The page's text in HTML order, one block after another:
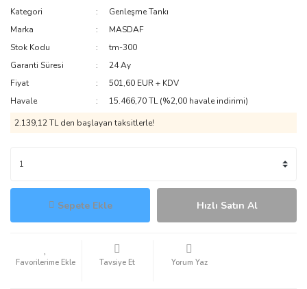
Kategori
Genleşme Tankı
Marka
MASDAF
Stok Kodu
tm-300
Garanti Süresi
24 Ay
Fiyat
501,60 EUR + KDV
Havale
15.466,70 TL (%2,00 havale indirimi)
2.139,12 TL den başlayan taksitlerle!
Sepete Ekle Hızlı Satın Al
Tavsiye Et Yorum Yaz